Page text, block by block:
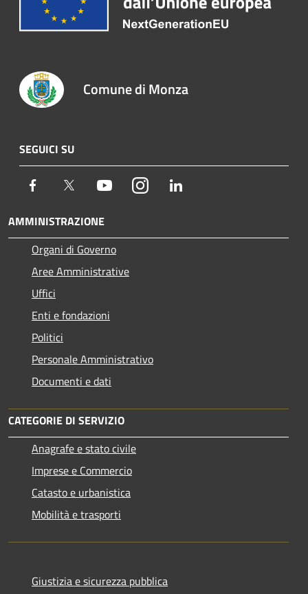
Comune di Monza
SEGUICI SU
Facebook Twitter YoutubeInstagram
AMMINISTRAZIONE
Organi di Governo
Aree Amministrative
Uffici
Enti e fondazioni
Politici
Personale Amministrativo
Documenti e dati
CATEGORIE DI SERVIZIO
Anagrafe e stato civile
Imprese e Commercio
Catasto e urbanistica
Mobilità e trasporti
Giustizia e sicurezza pubblica